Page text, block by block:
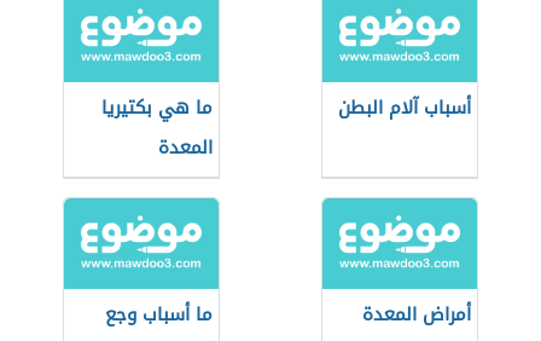
أسباب آلام البطن
ما هي بكتيريا
المعدة
أمراض المعدة
ما أسباب وجع